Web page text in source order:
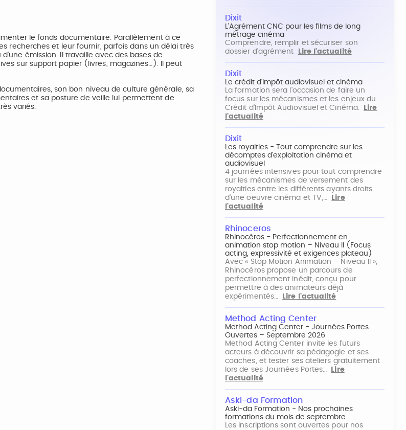
le fonds documentaire. Parallèlement à ce
recherches et leur fournir, parfois dans un délai très
émission. Il travaille avec des bases de
sur support papier (livres, magazines…). Il peut
son bon niveau de culture générale, sa
et sa posture de veille lui permettent de
variés.
Dixit
L'Agrément CNC pour les films de long
métrage cinéma
Comprendre, remplir et sécuriser son
dossier d'agrément
Lire l'actualité
Dixit
Le crédit d'impôt audiovisuel et cinéma
La formation sera l'occasion de faire un
focus sur les mécanismes et les enjeux du
Crédit d'Impôt Audiovisuel et Cinéma.
Lire
l'actualité
Dixit
Les royalties - Tout comprendre sur les
décomptes d'exploitation cinéma et
audiovisuel
4 journées intensives pour tout comprendre
sur les mécanismes de versement des
royalties entre les différents ayants droits
d'une oeuvre cinéma et TV,…
Lire
l'actualité
Rhinoceros
Rhinocéros - Perfectionnement en
animation stop motion – Niveau II (Focus
acting, expressivité et exigences plateau)
Avec « Stop Motion Animation – Niveau II »,
Rhinocéros propose un parcours de
perfectionnement inédit, conçu pour
permettre à des animateurs déjà
expérimentés…
Lire l'actualité
Method Acting Center
Method Acting Center - Journées Portes
Ouvertes – Septembre 2026
Method Acting Center invite les futurs
acteurs à découvrir sa pédagogie et ses
coaches, et tester ses ateliers gratuitement
lors de ses Journées Portes…
Lire
l'actualité
Aski-da Formation
Aski-da Formation - Nos prochaines
formations du mois de septembre
Les inscriptions sont ouvertes pour nos